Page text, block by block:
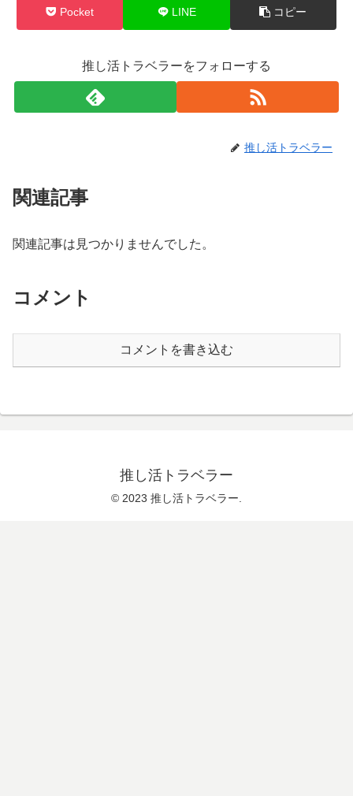
Pocket LINE コピー
推し活トラベラーをフォローする
推し活トラベラー
関連記事
関連記事は見つかりませんでした。
コメント
コメントを書き込む
推し活トラベラー
© 2023 推し活トラベラー.